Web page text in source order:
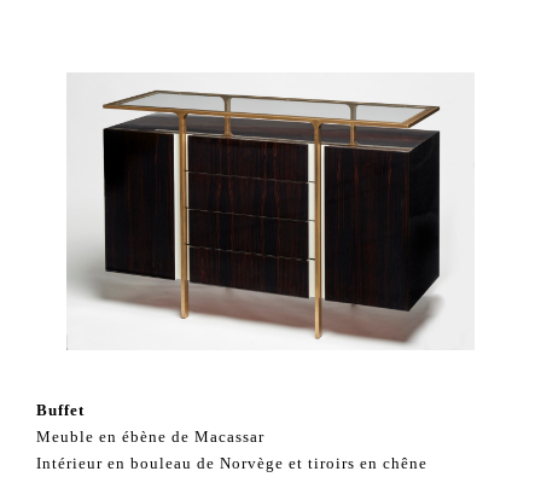
Buffet
Meuble en ébène de Macassar
Intérieur en bouleau de Norvège et tiroirs en chêne